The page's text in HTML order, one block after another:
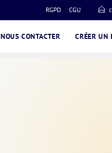
RGPD CGU
NOUS CONTACTER CRÉER UN